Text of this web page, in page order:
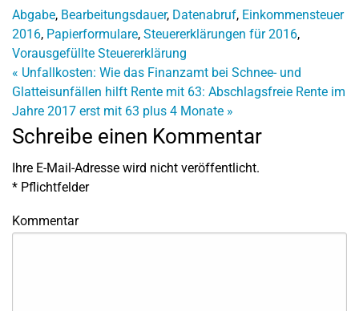
Abgabe, Bearbeitungsdauer, Datenabruf, Einkommensteuer
2016, Papierformulare, Steuererklärungen für 2016,
Vorausgefüllte Steuererklärung
« Unfallkosten: Wie das Finanzamt bei Schnee- und
Glatteisunfällen hilft Rente mit 63: Abschlagsfreie Rente im
Jahre 2017 erst mit 63 plus 4 Monate »
Schreibe einen Kommentar
Ihre E-Mail-Adresse wird nicht veröffentlicht.
* Pflichtfelder
Kommentar